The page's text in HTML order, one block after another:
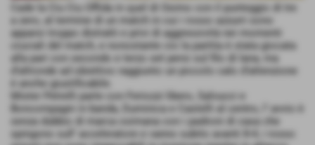
Cade la Ciu Ciu Offida in quel di Osimo con il punteggio di tre
a zero, al termine di un match in cui i rosso azzurri sono
apparsi troppo distratti e privi di aggressività nei momenti
cruciali del match, e nonostante cio la partita è stata giocata
alla pari con secondo e terzo set persi sul filo di lana, ma
d’altronde ad obiettivo raggiunto un piccolo calo d’attenzione
è anche giustificabile.
Mister Petrelli parte con Feriozzi libero, Salvucci e
Boncompagni in banda, Duminica e Castelli al centro, l’ avvio è
senza dubbio di marca osimana con i padroni di casa che
spingono sull’ acceleratore e vanno subito avanti 8-4, i rosso